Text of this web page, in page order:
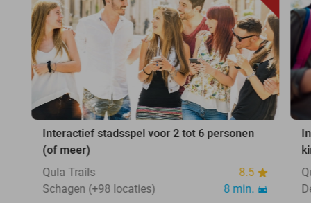
Interactief stadsspel voor 2 tot 6 personen
(of meer)
Qula Trails
8.5
Schagen (+98 locaties)
8 min.